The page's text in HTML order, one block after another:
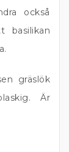
också
basilikan
gräslök
Är